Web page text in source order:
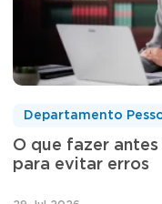
O que fazer
para evitar erros
Departamento